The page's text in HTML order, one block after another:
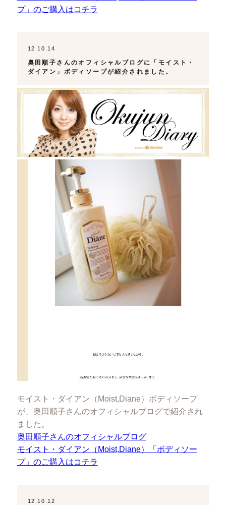
プ」のご購入はコチラ
12.10.14
奥田順子さんのオフィシャルブログに「モイスト・
ダイアン」ボディソープが紹介されました。
モイスト・ダイアン（Moist,Diane）ボディソープ
が、奥田順子さんのオフィシャルブログで紹介され
ました。
奥田順子さんのオフィシャルブログ
モイスト・ダイアン（Moist,Diane）「ボディソー
プ」のご購入はコチラ
12.10.12